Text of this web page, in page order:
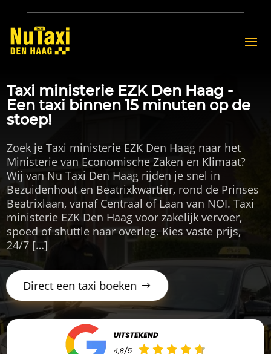
Taxi ministerie EZK Den Haag -
Een taxi binnen 15 minuten op de
stoep!
Zoek je Taxi ministerie EZK Den Haag naar het
Ministerie van Economische Zaken en Klimaat?
Wij van Nu Taxi Den Haag rijden je snel in
Bezuidenhout en Beatrixkwartier, rond de Prinses
Beatrixlaan, vanaf Centraal of Laan van NOI. Taxi
ministerie EZK Den Haag voor zakelijk vervoer,
spoed of shuttle naar overleg. Kies vaste prijs,
24/7 […]
Direct een taxi boeken